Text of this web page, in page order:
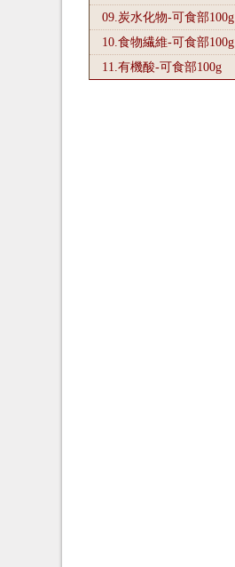
09.炭水化物-可食部100g
10.食物繊維-可食部100g
11.有機酸-可食部100g